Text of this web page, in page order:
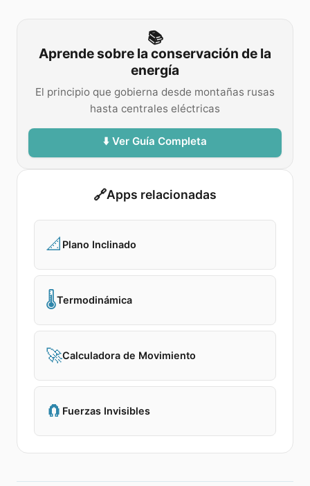
📚
Aprende sobre la conservación de la
energía
El principio que gobierna desde montañas rusas
hasta centrales eléctricas
⬇️ Ver Guía Completa
🔗Apps relacionadas
📐 Plano Inclinado
🌡️Termodinámica
🚀Calculadora de Movimiento
🧲 Fuerzas Invisibles